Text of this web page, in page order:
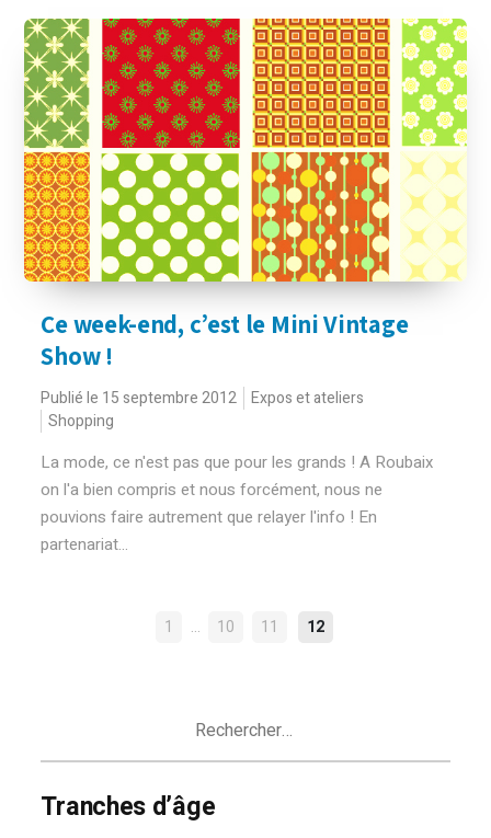
Ce week-end, c’est le Mini Vintage
Show !
Publié le 15 septembre 2012
Expos et ateliers
Shopping
La mode, ce n'est pas que pour les grands ! A Roubaix
on l'a bien compris et nous forcément, nous ne
pouvions faire autrement que relayer l'info ! En
partenariat...
NAVIGATION
1 … 10 11 12
Tranches d’âge